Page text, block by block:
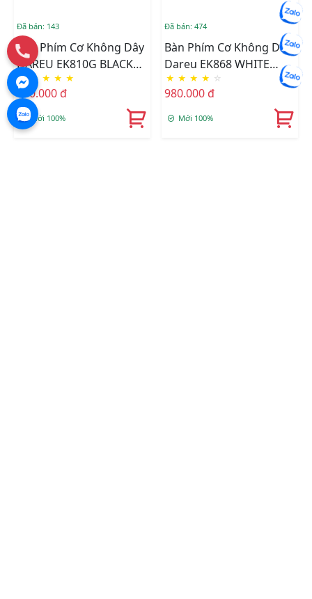
Đã bán: 143
Bàn Phím Cơ Không Dây
DAREU EK810G BLACK
(Blue/Brown/Red D
Switch) ICE BLUE
Backlight
★ ★ ★ ★ ★
750.000 đ
Mới 100%
Đã bán: 474
Bàn Phím Cơ Không Dây
Dareu EK868 WHITE
68KEY (Brown/Red
Switch)
★ ★ ★ ★ ☆
980.000 đ
Mới 100%